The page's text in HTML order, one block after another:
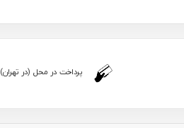
پرداخت در محل (در تهران)